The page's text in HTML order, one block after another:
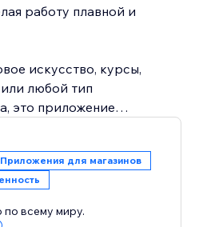
работу плавной и
искусство, курсы,
любой тип
это приложение
усилий как для владельца
My
чтобы улучшить
доверие и
удобный центр загрузок
Приложения для магазинов
всему миру.